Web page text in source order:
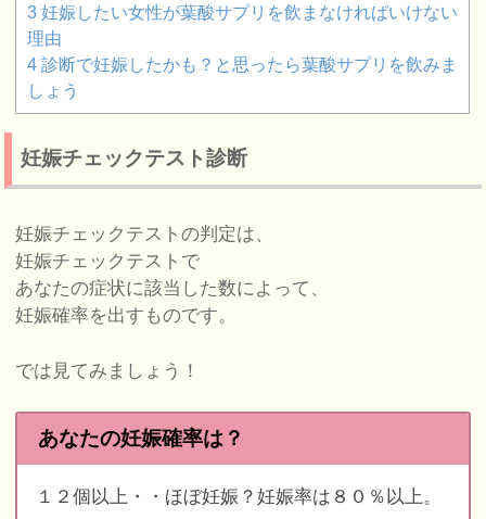
3 妊娠したい女性が葉酸サプリを飲まなければいけない
理由
4 診断で妊娠したかも？と思ったら葉酸サプリを飲みま
しょう
妊娠チェックテスト診断
妊娠チェックテストの判定は、
妊娠チェックテストで
あなたの症状に該当した数によって、
妊娠確率を出すものです。
では見てみましょう！
あなたの妊娠確率は？
１２個以上・・ほぼ妊娠？妊娠率は８０％以上。